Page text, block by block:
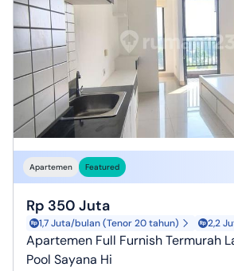
Apartemen Featured
Rp 350 Juta
1,7 Juta/bulan (Tenor 20 tahun) 2,2
Apartemen Full Furnish Termurah
Pool Sayana Hi